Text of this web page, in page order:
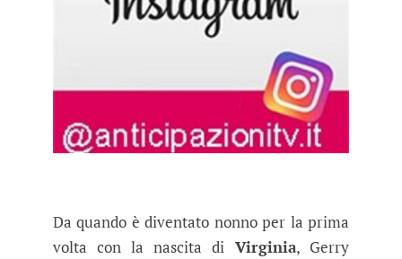
Da quando è diventato nonno per la prima
volta con la nascita di Virginia, Gerry